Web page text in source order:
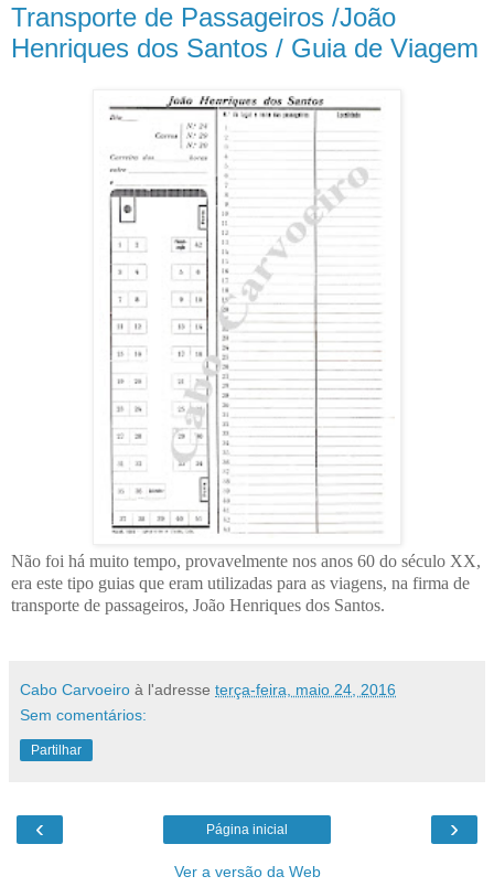
Transporte de Passageiros /João
Henriques dos Santos / Guia de Viagem
Não foi há muito tempo, provavelmente nos anos 60 do século XX,
era este tipo guias que eram utilizadas para as viagens, na firma de
transporte de passageiros, João Henriques dos Santos.
Cabo Carvoeiro à l'adresse terça-feira, maio 24, 2016
Sem comentários:
Partilhar
‹ ›
Página inicial
Ver a versão da Web